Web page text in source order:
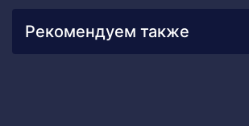
Рекомендуем также